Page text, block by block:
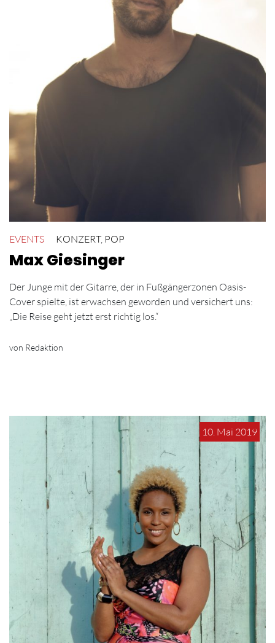
EVENTS KONZERT, POP
Max Giesinger
Der Junge mit der Gitarre, der in Fußgängerzonen Oasis-
Cover spielte, ist erwachsen geworden und versichert uns:
„Die Reise geht jetzt erst richtig los.“
von Redaktion
10. Mai 2019